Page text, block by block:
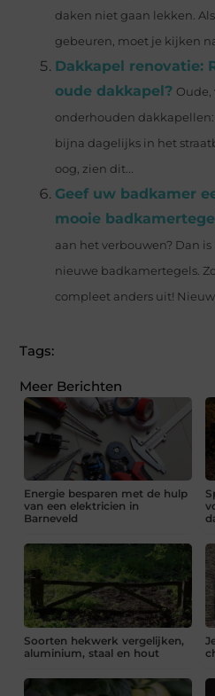
daken niet gaan lekken.
gebeuren, moet je kijken
Dakkapel renovatie:
oude dakkapel? Oude,
onderhouden dakkapellen:
bijna dagelijks in het
oog, zien dit...
Geef uw badkamer
mooie
aan het verbouwen? Dan
nieuwe badkamertegels.
compleet anders uit!
Tags:
Meer Berichten
Energie besparen met de hulp
van een elektricien in
Barneveld
Soorten hekwerk vergelijken,
aluminium, staal en hout